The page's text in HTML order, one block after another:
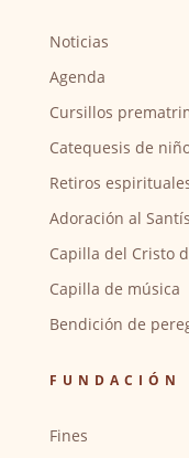
Noticias
Agenda
Cursillos
Catequesis de
Retiros
Adoración al
Capilla del Cristo
Capilla de música
Bendición de
FUNDACIÓN
Fines